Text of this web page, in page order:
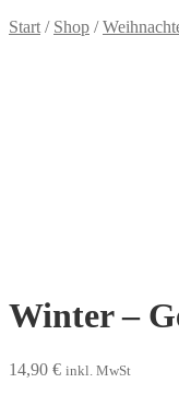
Start / Shop /
Winter –
14,90 € inkl. MwSt